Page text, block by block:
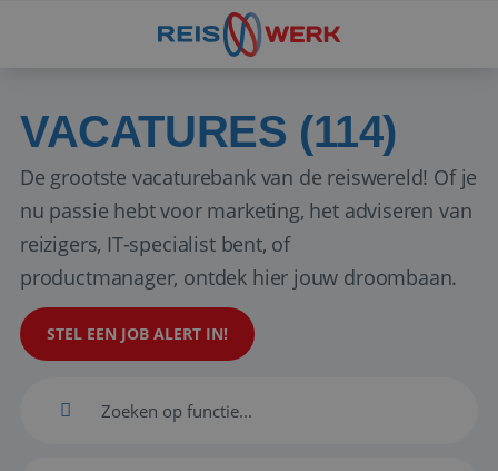
VACATURES (114)
De grootste vacaturebank van de reiswereld! Of je
nu passie hebt voor marketing, het adviseren van
reizigers, IT-specialist bent, of
productmanager, ontdek hier jouw droombaan.
STEL EEN JOB ALERT IN!